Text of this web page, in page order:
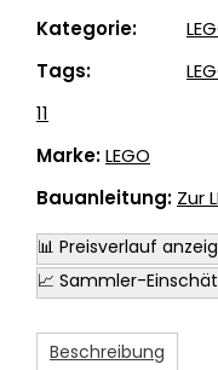
Kategorie:
Tags:
11
Marke:LEGO
Bauanleitung: Zur
📊 Preisverlauf
📈 Sammler-
Beschreibung